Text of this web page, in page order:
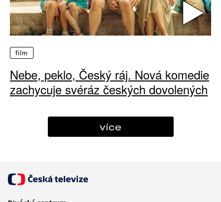
film
Nebe, peklo, Český ráj. Nová komedie
zachycuje svéráz českých dovolených
více